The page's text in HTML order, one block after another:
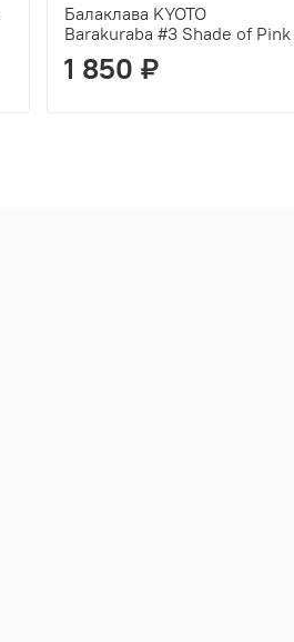
Балаклава KYOTO
Barakuraba #3 Shade of Pink
1 850 ₽